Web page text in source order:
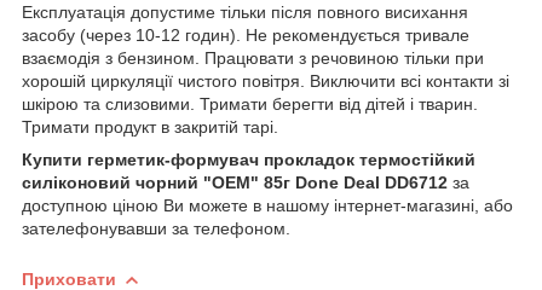
Експлуатація допустиме тільки після повного висихання
засобу (через 10-12 годин). Не рекомендується тривале
взаємодія з бензином. Працювати з речовиною тільки при
хорошій циркуляції чистого повітря. Виключити всі контакти зі
шкірою та слизовими. Тримати берегти від дітей і тварин.
Тримати продукт в закритій тарі.
Купити герметик-формувач прокладок термостійкий
силіконовий чорний "OEM" 85г Done Deal DD6712 за
доступною ціною Ви можете в нашому інтернет-магазині, або
зателефонувавши за телефоном.
Приховати